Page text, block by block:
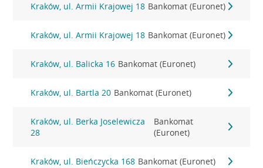
Kraków, ul. Armii Krajowej 18 Bankomat (Euronet)
Kraków, ul. Armii Krajowej 18 Bankomat (Euronet)
Kraków, ul. Balicka 16 Bankomat (Euronet)
Kraków, ul. Bartla 20 Bankomat (Euronet)
Kraków, ul. Berka Joselewicza
28
Bankomat
(Euronet)
Kraków, ul. Bieńczycka 168 Bankomat (Euronet)